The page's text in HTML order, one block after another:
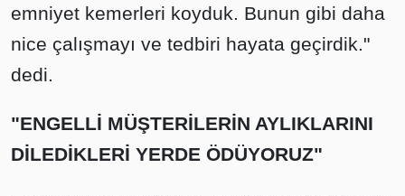
emniyet kemerleri koyduk. Bunun gibi daha
nice çalışmayı ve tedbiri hayata geçirdik."
dedi.
"ENGELLİ MÜŞTERİLERİN AYLIKLARINI
DİLEDİKLERİ YERDE ÖDÜYORUZ"